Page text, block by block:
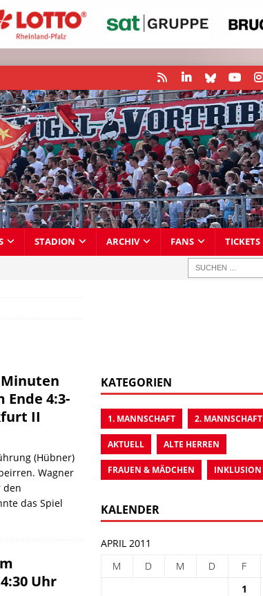
STADION ARCHIV FANS TICKETS
Ende 4:3-
II
(Hübner)
Wagner
den
das Spiel
Uhr
KATEGORIEN
1. MANNSCHAFT 2. MANNSCHAFT
AKTUELL ALTE HERREN
FRAUEN & MÄDCHEN INKLUSION
KALENDER
APRIL 2011
M
D M D F
1